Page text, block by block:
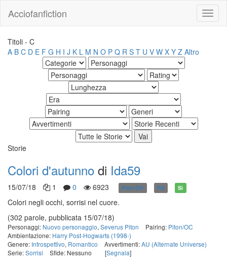
Acciofanfiction
Titoli - C
A B C D E F G H I J K L M N O P Q R S T U V W X Y Z Altro
Storie
Colori d'autunno di Ida59
15/07/18 1 0 6923 Post-DH PG Sì
Colori negli occhi, sorrisi nel cuore.
(302 parole, pubblicata 15/07/18)
Personaggi: Nuovo personaggio, Severus Piton Pairing: Piton/OC
Ambientazione: Harry Post-Hogwarts (1998-)
Genere: Introspettivo, Romantico Avvertimenti:AU (Alternate Universe)
Serie:Sorrisi Sfide: Nessuno [Segnala]